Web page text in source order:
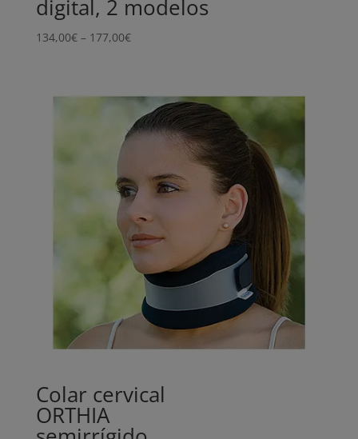
digital, 2 modelos
134,00€ – 177,00€Price
177,00€
Colar cervical
ORTHIA